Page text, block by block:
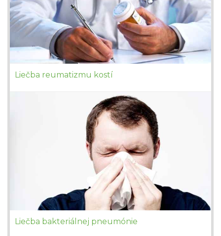
Liečba reumatizmu kostí
Liečba bakteriálnej pneumónie